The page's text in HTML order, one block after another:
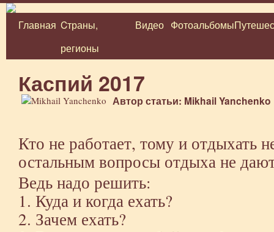
Перейти
Главная Cтраны,
регионы
Видео Фотоальбомы
Каспий 2017
Автор статьи: Mikhail Yanchenko
Кто не работает, тому и отдыхать
остальным вопросы отдыха не дают
Ведь надо решить:
1. Куда и когда ехать?
2. Зачем ехать?